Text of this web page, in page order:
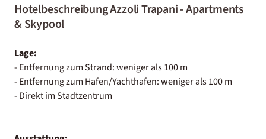
Hotelbeschreibung Azzoli Trapani - Apartments
& Skypool
Lage:
- Entfernung zum Strand: weniger als 100 m
- Entfernung zum Hafen/Yachthafen: weniger als 100 m
- Direkt im Stadtzentrum